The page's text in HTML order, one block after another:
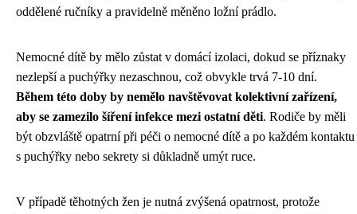
oddělené ručníky a pravidelně měněno ložní prádlo.
Nemocné dítě by mělo zůstat v domácí izolaci, dokud se příznaky
nezlepší a puchýřky nezaschnou, což obvykle trvá 7-10 dní.
Během této doby by nemělo navštěvovat kolektivní zařízení,
aby se zamezilo šíření infekce mezi ostatní děti. Rodiče by měli
být obzvláště opatrní při péči o nemocné dítě a po každém kontaktu
s puchýřky nebo sekrety si důkladně umýt ruce.
V případě těhotných žen je nutná zvýšená opatrnost, protože